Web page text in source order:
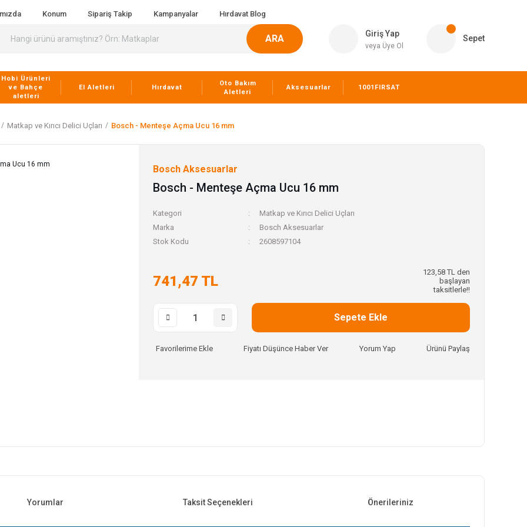
Konum Sipariş Takip Kampanyalar Hırdavat Blog
ARA Giriş Yap
veya Üye Ol
Sepet
Hobi Ürünleri
ve Bahçe
aletleri
El Aletleri Hırdavat
Oto Bakım
Aletleri
Aksesuarlar 1001FIRSAT
Matkap ve Kırıcı Delici Uçları Bosch - Menteşe Açma Ucu 16 mm
Bosch Aksesuarlar
Bosch - Menteşe Açma Ucu 16 mm
Kategori
Matkap ve Kırıcı Delici Uçları
Marka
Bosch Aksesuarlar
Stok Kodu
2608597104
741,47 TL
123,58 TL den
başlayan
taksitlerle!!
Sepete Ekle
Fiyatı Düşünce Haber Ver Yorum Yap Ürünü Paylaş
Yorumlar Taksit Seçenekleri Önerileriniz